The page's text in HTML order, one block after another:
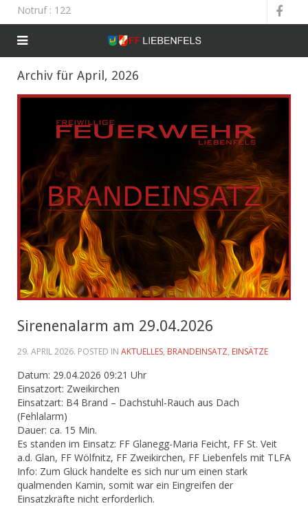
Notruf: 122
Archiv für April, 2026
Sirenenalarm am 29.04.2026
29. APRIL 2026. POSTED IN AKTUELLES, BRANDEINSATZ, EINSÄTZE
Datum: 29.04.2026 09:21 Uhr
Einsatzort: Zweikirchen
Einsatzart: B4 Brand – Dachstuhl-Rauch aus Dach
(Fehlalarm)
Dauer: ca. 15 Min.
Es standen im Einsatz: FF Glanegg-Maria Feicht, FF St. Veit
a.d. Glan, FF Wölfnitz, FF Zweikirchen, FF Liebenfels mit TLFA
Info: Zum Glück handelte es sich nur um einen stark
qualmenden Kamin, somit war ein Eingreifen der
Einsatzkräfte nicht erforderlich.